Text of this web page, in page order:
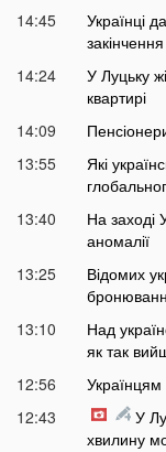
14:45
Українці
14:24
У Луцьку
квартирі
14:09
13:55
Які
13:40
На заході
аномалії
13:25
Відомих
13:10
Над
як так
12:56
Українцям
12:43
У
хвилину